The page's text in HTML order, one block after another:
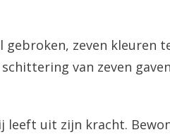
zeven kleuren
van zeven
uit zijn kracht.